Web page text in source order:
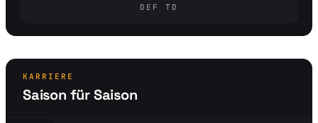
DEF TD
KARRIERE
Saison für Saison